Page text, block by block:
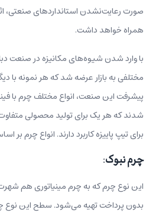
صورت رعایت‌نشدن استانداردهای صنعتی،
همراه خواهد داشت.
با وارد شدن شیوه‌های مکانیزه در صنعت
مختلفی به بازار عرضه شد که هر نمونه با
پیشرفت این صنعت، انواع مختلف چرم با
شدند که هر یک برای تولید محصولی
برای تیپ پاییزه کاربرد دارند. انواع چرم بر
چرم نبوک:
این نوع چرم که به چرم مینیاتوری هم
بدون پرداخت تهیه می‌شود. سطح این نوع